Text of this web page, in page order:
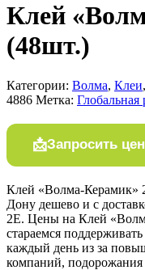
Клей
(48шт.)
Категории: Волма, Клеи,
4886 Метка: Глобальная
Запросить
Клей «Волма-Керамик»
Дону дешево и с
2Е. Цены на Клей
стараемся
каждый день из за
компаний, подорожания